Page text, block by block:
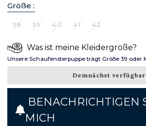
Größe :
38 39 40 41 42
Was ist meine Kleidergröße?
Unsere Schaufensterpuppe trägt Größe 39 oder
Demnächst verfügbar
BENACHRICHTIGEN
MICH